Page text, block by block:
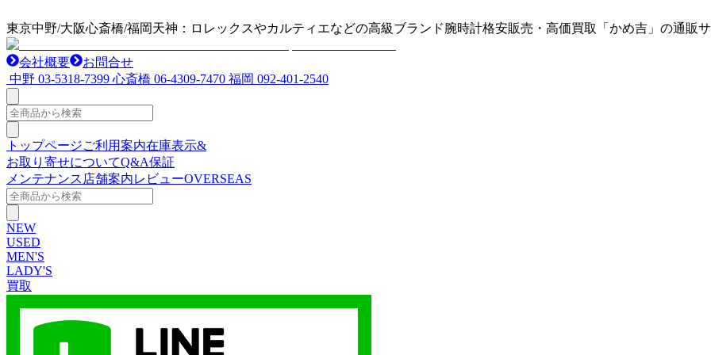
東京中野/大阪心斎橋/福岡天神：ロレックスやカルティエなどの高級ブランド腕時計格安販売・高価買取「かめ吉」の通販
会社概要
お問合せ
中野 03-5318-7399 心斎橋 06-4309-7470 福岡 092-401-2540
トップページご利用案内在庫表示&
お取り寄せについてQ&A保証
メンテナンス 店舗案内レビューOVERSEAS
NEW
USED
MEN'S
LADY'S
買取